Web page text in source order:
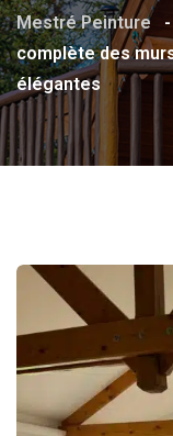
Mestré Peinture -
complète des
élégantes